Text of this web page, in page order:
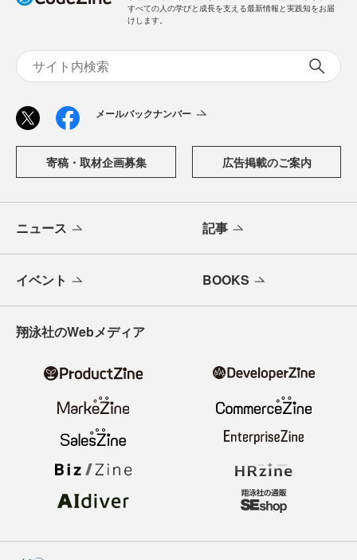
からAI活用、キャリアまで、ソフトウェア開発にかかわる
すべての人の学びと成長を支える最新情報と実践知をお届
ニュース 記事
イベント BOOKS